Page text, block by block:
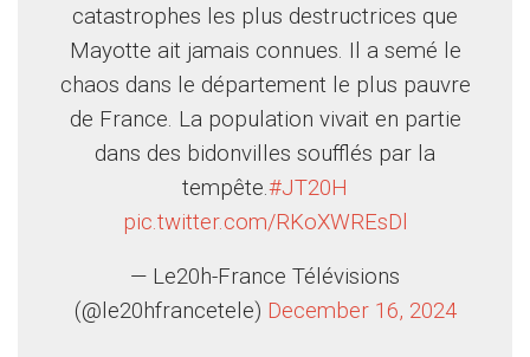
catastrophes les plus destructrices que
Mayotte ait jamais connues. Il a semé le
chaos dans le département le plus pauvre
de France. La population vivait en partie
dans des bidonvilles soufflés par la
tempête.#JT20H
pic.twitter.com/RKoXWREsDl
— Le20h-France Télévisions
(@le20hfrancetele) December 16, 2024